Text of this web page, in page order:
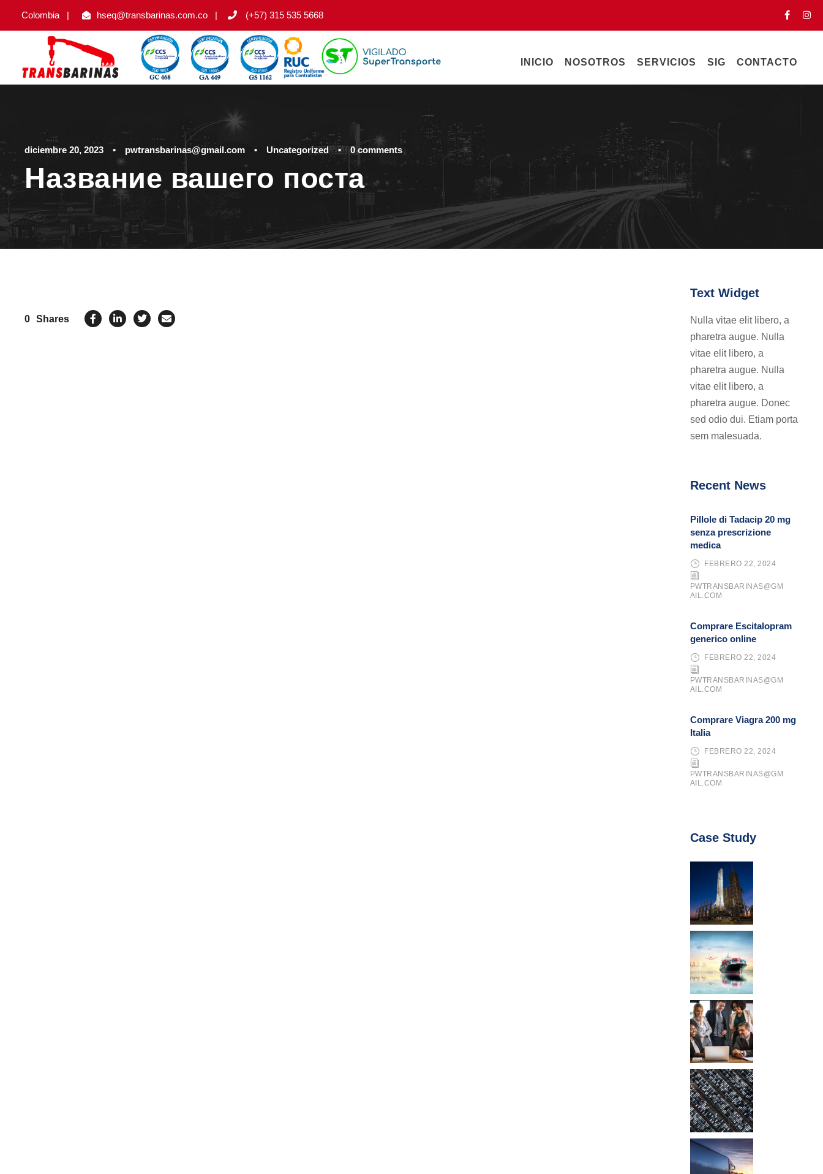
Colombia | hseq@transbarinas.com.co | (+57) 315 535 5668
INICIO NOSOTROS SERVICIOS SIG CONTACTO
diciembre 20, 2023 • pwtransbarinas@gmail.com • Uncategorized • 0 comments
Название вашего поста
0 Shares
Text Widget
Nulla vitae elit libero, a
pharetra augue. Nulla
vitae elit libero, a
pharetra augue. Nulla
vitae elit libero, a
pharetra augue. Donec
sed odio dui. Etiam porta
sem malesuada.
Recent News
Pillole di Tadacip 20 mg
senza prescrizione
medica
FEBRERO 22, 2024
PWTRANSBARINAS@GM
AIL.COM
Comprare Escitalopram
generico online
FEBRERO 22, 2024
PWTRANSBARINAS@GM
AIL.COM
Comprare Viagra 200 mg
Italia
FEBRERO 22, 2024
PWTRANSBARINAS@GM
AIL.COM
Case Study